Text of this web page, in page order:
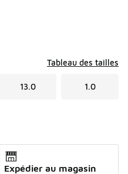
Tableau des tailles
13.0 1.0
Expédier au magasin